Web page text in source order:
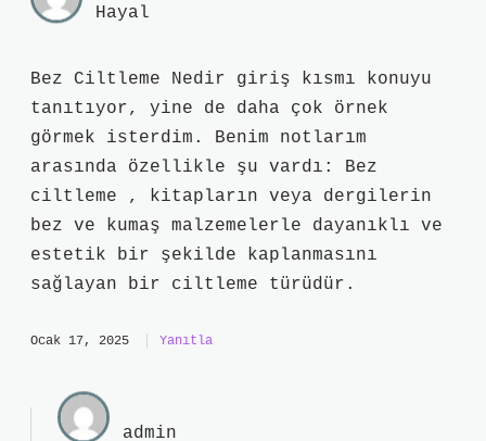
Hayal
Bez Ciltleme Nedir giriş kısmı konuyu
tanıtıyor, yine de daha çok örnek
görmek isterdim. Benim notlarım
arasında özellikle şu vardı: Bez
ciltleme , kitapların veya dergilerin
bez ve kumaş malzemelerle dayanıklı ve
estetik bir şekilde kaplanmasını
sağlayan bir ciltleme türüdür.
Ocak 17, 2025 Yanıtla
admin